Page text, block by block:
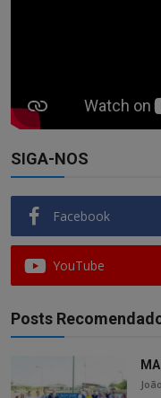
SIGA-NOS
Facebook
YouTube
Posts